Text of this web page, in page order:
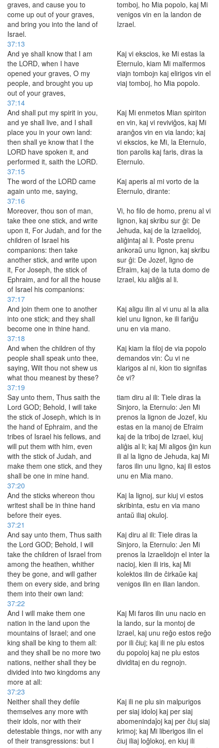
graves, and cause you to
come up out of your graves,
and bring you into the land of
Israel.
tomboj, ho Mia popolo, kaj Mi
venigos vin en la landon de
Izrael.
37:13
And ye shall know that I am
the LORD, when I have
opened your graves, O my
people, and brought you up
out of your graves,
Kaj vi ekscios, ke Mi estas la
Eternulo, kiam Mi malfermos
viajn tombojn kaj elirigos vin el
viaj tomboj, ho Mia popolo.
37:14
And shall put my spirit in you,
and ye shall live, and I shall
place you in your own land:
then shall ye know that I the
LORD have spoken it, and
performed it, saith the LORD.
Kaj Mi enmetos Mian spiriton
en vin, kaj vi reviviĝos, kaj Mi
aranĝos vin en via lando; kaj
vi ekscios, ke Mi, la Eternulo,
tion parolis kaj faris, diras la
Eternulo.
37:15
The word of the LORD came
again unto me, saying,
Kaj aperis al mi vorto de la
Eternulo, dirante:
37:16
Moreover, thou son of man,
take thee one stick, and write
upon it, For Judah, and for the
children of Israel his
companions: then take
another stick, and write upon
it, For Joseph, the stick of
Ephraim, and for all the house
of Israel his companions:
Vi, ho filo de homo, prenu al vi
lignon, kaj skribu sur ĝi: De
Jehuda, kaj de la Izraelidoj,
aliĝintaj al li. Poste prenu
ankoraŭ unu lignon, kaj skribu
sur ĝi: De Jozef, ligno de
Efraim, kaj de la tuta domo de
Izrael, kiu aliĝis al li.
37:17
And join them one to another
into one stick; and they shall
become one in thine hand.
Kaj aligu ilin al vi unu al la alia
kiel unu lignon, ke ili fariĝu
unu en via mano.
37:18
And when the children of thy
people shall speak unto thee,
saying, Wilt thou not shew us
what thou meanest by these?
Kaj kiam la filoj de via popolo
demandos vin: Ĉu vi ne
klarigos al ni, kion tio signifas
ĉe vi?
37:19
Say unto them, Thus saith the
Lord GOD; Behold, I will take
the stick of Joseph, which is in
the hand of Ephraim, and the
tribes of Israel his fellows, and
will put them with him, even
with the stick of Judah, and
make them one stick, and they
shall be one in mine hand.
tiam diru al ili: Tiele diras la
Sinjoro, la Eternulo: Jen Mi
prenos la lignon de Jozef, kiu
estas en la manoj de Efraim
kaj de la triboj de Izrael, kiuj
aliĝis al li; kaj Mi aligos ĝin kun
ili al la ligno de Jehuda, kaj Mi
faros ilin unu ligno, kaj ili estos
unu en Mia mano.
37:20
And the sticks whereon thou
writest shall be in thine hand
before their eyes.
Kaj la lignoj, sur kiuj vi estos
skribinta, estu en via mano
antaŭ iliaj okuloj.
37:21
And say unto them, Thus saith
the Lord GOD; Behold, I will
take the children of Israel from
among the heathen, whither
they be gone, and will gather
them on every side, and bring
them into their own land:
Kaj diru al ili: Tiele diras la
Sinjoro, la Eternulo: Jen Mi
prenos la Izraelidojn el inter la
nacioj, kien ili iris, kaj Mi
kolektos ilin de ĉirkaŭe kaj
venigos ilin en ilian landon.
37:22
And I will make them one
nation in the land upon the
mountains of Israel; and one
king shall be king to them all:
and they shall be no more two
nations, neither shall they be
divided into two kingdoms any
more at all:
Kaj Mi faros ilin unu nacio en
la lando, sur la montoj de
Izrael, kaj unu reĝo estos reĝo
por ili ĉiuj; kaj ili ne plu estos
du popoloj kaj ne plu estos
dividitaj en du regnojn.
37:23
Neither shall they defile
themselves any more with
their idols, nor with their
detestable things, nor with any
of their transgressions: but I
Kaj ili ne plu sin malpurigos
per siaj idoloj kaj per siaj
abomenindaĵoj kaj per ĉiuj siaj
krimoj; kaj Mi liberigos ilin el
ĉiuj iliaj loĝlokoj, en kiuj ili